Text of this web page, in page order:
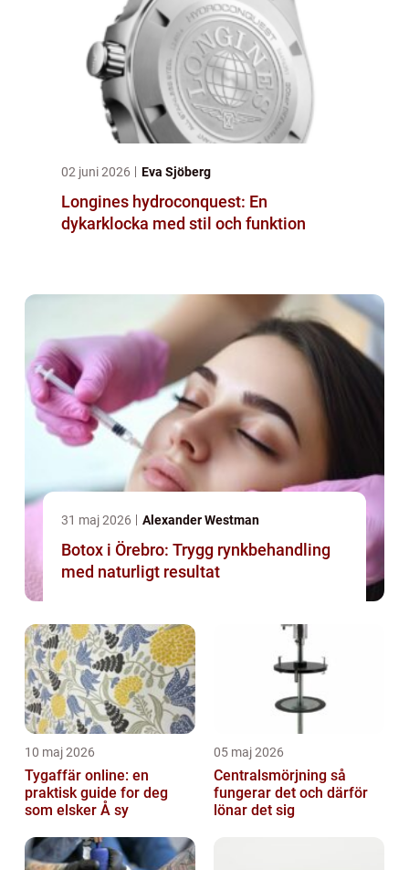
02 juni 2026 Eva Sjöberg
Longines hydroconquest: En
dykarklocka med stil och funktion
31 maj 2026 Alexander Westman
Botox i Örebro: Trygg rynkbehandling
med naturligt resultat
10 maj 2026
Tygaffär online: en
praktisk guide for deg
som elsker Å sy
05 maj 2026
Centralsmörjning så
fungerar det och därför
lönar det sig